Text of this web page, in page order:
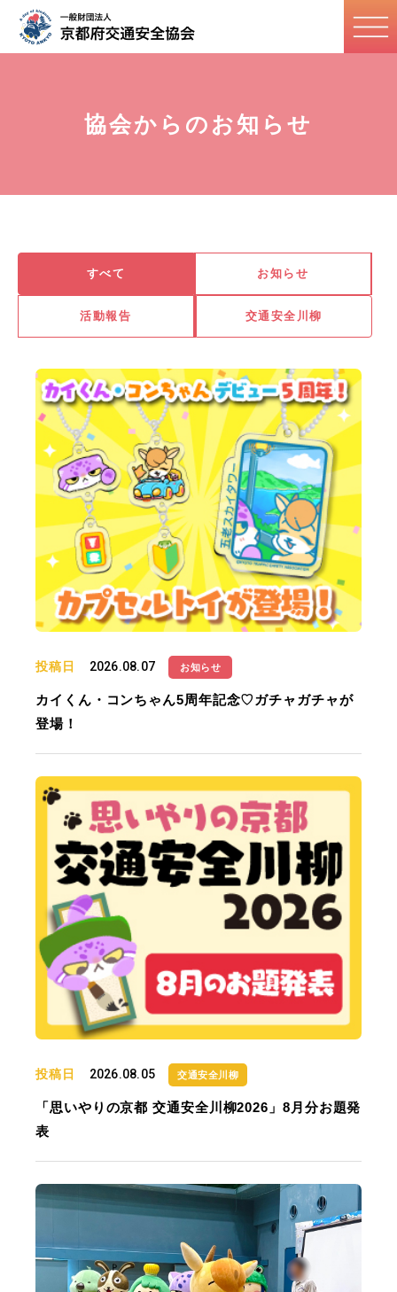
協会からのお知らせ
すべて お知らせ
活動報告 交通安全川柳
投稿日 2026.08.07 お知らせ
カイくん・コンちゃん5周年記念♡ガチャガチャが
登場！
投稿日 2026.08.05 交通安全川柳
「思いやりの京都 交通安全川柳2026」8月分お題発
表